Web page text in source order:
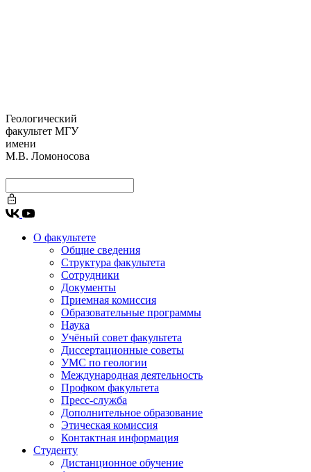
Геологический
факультет МГУ
имени
М.В. Ломоносова
О факультете
Общие сведения
Структура факультета
Сотрудники
Документы
Приемная комиссия
Образовательные программы
Наука
Учёный совет факультета
Диссертационные советы
УМС по геологии
Международная деятельность
Профком факультета
Пресс-служба
Дополнительное образование
Этическая комиссия
Контактная информация
Студенту
Дистанционное обучение